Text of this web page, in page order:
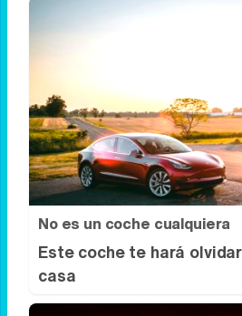
Elegancia salvaje
¿Y si tu joya reflejara tu
salvaje?